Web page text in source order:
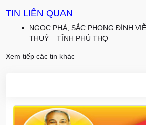
TIN LIÊN QUAN
NGỌC PHẢ, SẮC PHONG ĐÌNH
THUỶ – TỈNH PHÚ THỌ
Xem tiếp các tin khác